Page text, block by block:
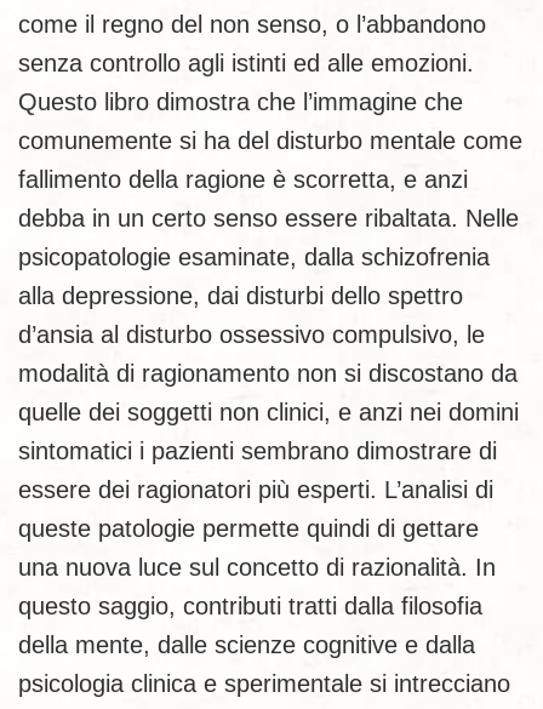
come il regno del non senso, o l’abbandono
senza controllo agli istinti ed alle emozioni.
Questo libro dimostra che l’immagine che
comunemente si ha del disturbo mentale come
fallimento della ragione è scorretta, e anzi
debba in un certo senso essere ribaltata. Nelle
psicopatologie esaminate, dalla schizofrenia
alla depressione, dai disturbi dello spettro
d’ansia al disturbo ossessivo compulsivo, le
modalità di ragionamento non si discostano da
quelle dei soggetti non clinici, e anzi nei domini
sintomatici i pazienti sembrano dimostrare di
essere dei ragionatori più esperti. L’analisi di
queste patologie permette quindi di gettare
una nuova luce sul concetto di razionalità. In
questo saggio, contributi tratti dalla filosofia
della mente, dalle scienze cognitive e dalla
psicologia clinica e sperimentale si intrecciano